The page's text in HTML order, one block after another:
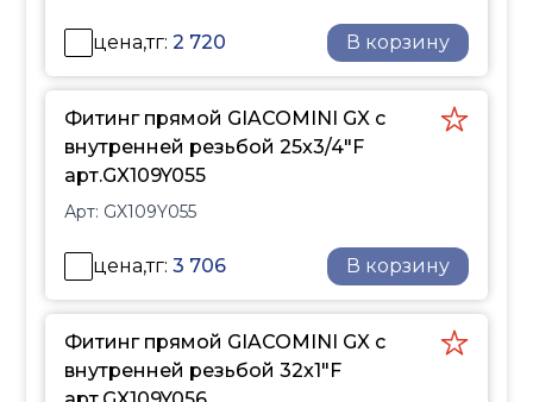
UBA, что гарантирует их
безопасность для
системах питьевого
водоснабжения.
системы GX
Система полимерных
трубопроводов GX
организации
внутренних
цена,тг:2 720 В корзину
Фитинг прямой GIACOMINI GX с
внутренней резьбой 25x3/4"F
арт.GX109Y055
Арт: GX109Y055
цена,тг:3 706 В корзину
Фитинг прямой GIACOMINI GX с
внутренней резьбой 32x1"F